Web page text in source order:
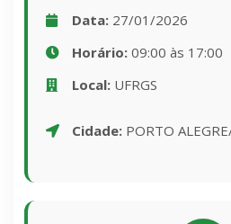
Data: 27/01/2026
Horário: 09:00 às 17:00
Local: UFRGS
Cidade: PORTO